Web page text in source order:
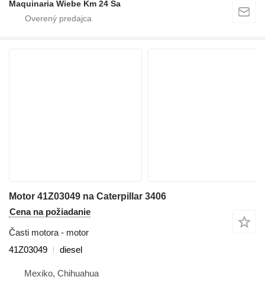
Maquinaria Wiebe Km 24 Sa
Motor 41Z03049 na Caterpillar 3406
Cena na požiadanie
Časti motora - motor
41Z03049
diesel
Mexiko, Chihuahua